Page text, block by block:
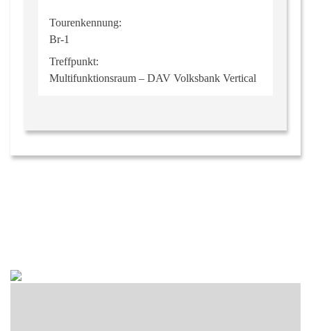
Tourenkennung:
Br-1
Treffpunkt:
Multifunktionsraum – DAV Volksbank Vertical